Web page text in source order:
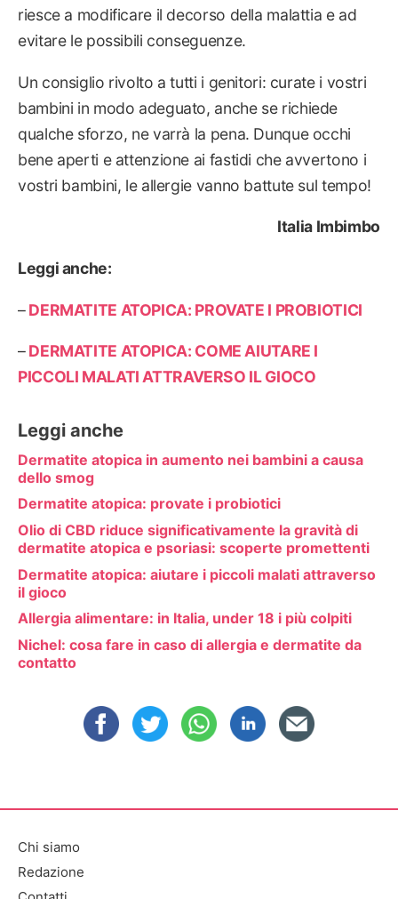
riesce a modificare il decorso della malattia e ad
evitare le possibili conseguenze.
Un consiglio rivolto a tutti i genitori: curate i vostri
bambini in modo adeguato, anche se richiede
qualche sforzo, ne varrà la pena. Dunque occhi
bene aperti e attenzione ai fastidi che avvertono i
vostri bambini, le allergie vanno battute sul tempo!
Italia Imbimbo
Leggi anche:
–DERMATITE ATOPICA: PROVATE I PROBIOTICI
–DERMATITE ATOPICA: COME AIUTARE I
PICCOLI MALATI ATTRAVERSO IL GIOCO
Leggi anche
Dermatite atopica in aumento nei bambini a causa
dello smog
Dermatite atopica: provate i probiotici
Olio di CBD riduce significativamente la gravità di
dermatite atopica e psoriasi: scoperte promettenti
Dermatite atopica: aiutare i piccoli malati attraverso
il gioco
Allergia alimentare: in Italia, under 18 i più colpiti
Nichel: cosa fare in caso di allergia e dermatite da
contatto
Chi siamo
Redazione